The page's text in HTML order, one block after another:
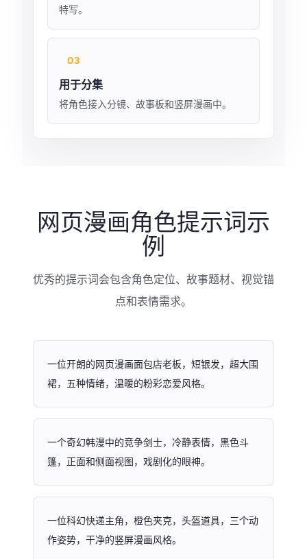
特写。
03
用于分集
将角色接入分镜、故事板和竖屏漫画中。
网页漫画角色提示词示
例
优秀的提示词会包含角色定位、故事题材、视觉锚
点和表情需求。
一位开朗的网页漫画面包店老板，短银发，超大围
裙，五种情绪，温暖的粉彩恋爱风格。
一个奇幻韩漫中的竞争剑士，冷静表情，黑色斗
篷，正面和侧面视图，戏剧化的眼神。
一位科幻快递主角，橙色夹克，头盔道具，三个动
作姿势，干净的竖屏漫画风格。